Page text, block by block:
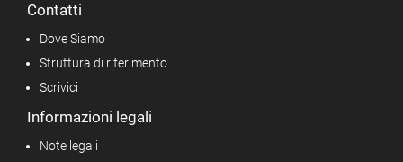
Contatti
Dove Siamo
Struttura di riferimento
Scrivici
Informazioni legali
Note legali